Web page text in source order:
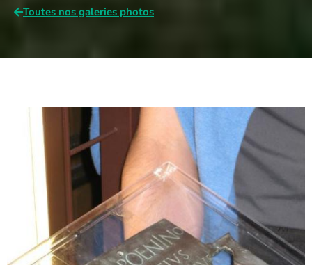
Toutes nos galeries photos